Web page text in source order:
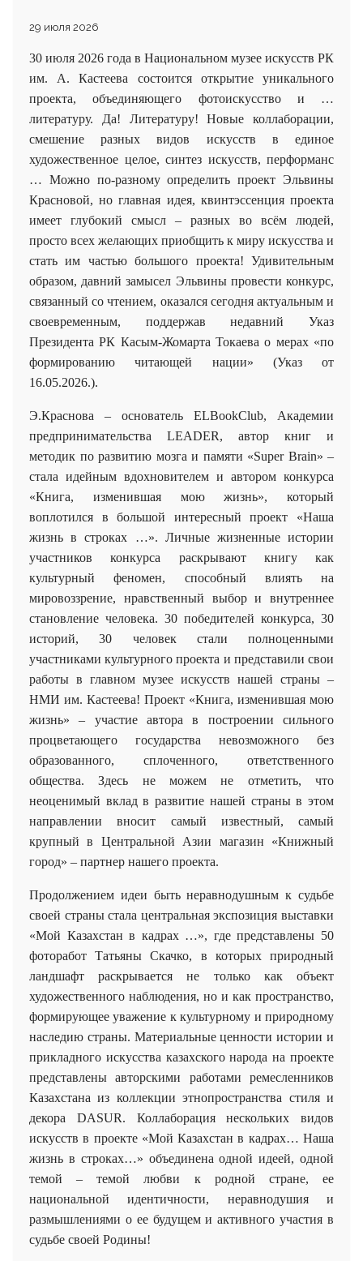
29 июля 2026
30 июля 2026 года в Национальном музее искусств РК
им. А. Кастеева состоится открытие уникального
проекта, объединяющего фотоискусство и …
литературу. Да! Литературу! Новые коллаборации,
смешение разных видов искусств в единое
художественное целое, синтез искусств, перформанс
… Можно по-разному определить проект Эльвины
Красновой, но главная идея, квинтэссенция проекта
имеет глубокий смысл – разных во всём людей,
просто всех желающих приобщить к миру искусства и
стать им частью большого проекта! Удивительным
образом, давний замысел Эльвины провести конкурс,
связанный со чтением, оказался сегодня актуальным и
своевременным, поддержав недавний Указ
Президента РК Касым-Жомарта Токаева о мерах «по
формированию читающей нации» (Указ от
16.05.2026.).
Э.Краснова – основатель ELBookClub, Академии
предпринимательства LEADER, автор книг и
методик по развитию мозга и памяти «Super Brain» –
стала идейным вдохновителем и автором конкурса
«Книга, изменившая мою жизнь», который
воплотился в большой интересный проект «Наша
жизнь в строках …». Личные жизненные истории
участников конкурса раскрывают книгу как
культурный феномен, способный влиять на
мировоззрение, нравственный выбор и внутреннее
становление человека. 30 победителей конкурса, 30
историй, 30 человек стали полноценными
участниками культурного проекта и представили свои
работы в главном музее искусств нашей страны –
НМИ им. Кастеева! Проект «Книга, изменившая мою
жизнь» – участие автора в построении сильного
процветающего государства невозможного без
образованного, сплоченного, ответственного
общества. Здесь не можем не отметить, что
неоценимый вклад в развитие нашей страны в этом
направлении вносит самый известный, самый
крупный в Центральной Азии магазин «Книжный
город» – партнер нашего проекта.
Продолжением идеи быть неравнодушным к судьбе
своей страны стала центральная экспозиция выставки
«Мой Казахстан в кадрах …», где представлены 50
фоторабот Татьяны Скачко, в которых природный
ландшафт раскрывается не только как объект
художественного наблюдения, но и как пространство,
формирующее уважение к культурному и природному
наследию страны. Материальные ценности истории и
прикладного искусства казахского народа на проекте
представлены авторскими работами ремесленников
Казахстана из коллекции этнопространства стиля и
декора DASUR. Коллаборация нескольких видов
искусств в проекте «Мой Казахстан в кадрах… Наша
жизнь в строках…» объединена одной идеей, одной
темой – темой любви к родной стране, ее
национальной идентичности, неравнодушия и
размышлениями о ее будущем и активного участия в
судьбе своей Родины!